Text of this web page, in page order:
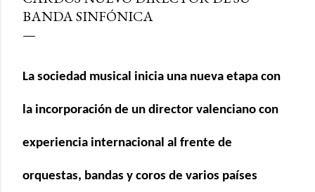
BANDA SINFÓNICA
La sociedad musical inicia una nueva etapa con
la incorporación de un director valenciano con
experiencia internacional al frente de
orquestas, bandas y coros de varios países